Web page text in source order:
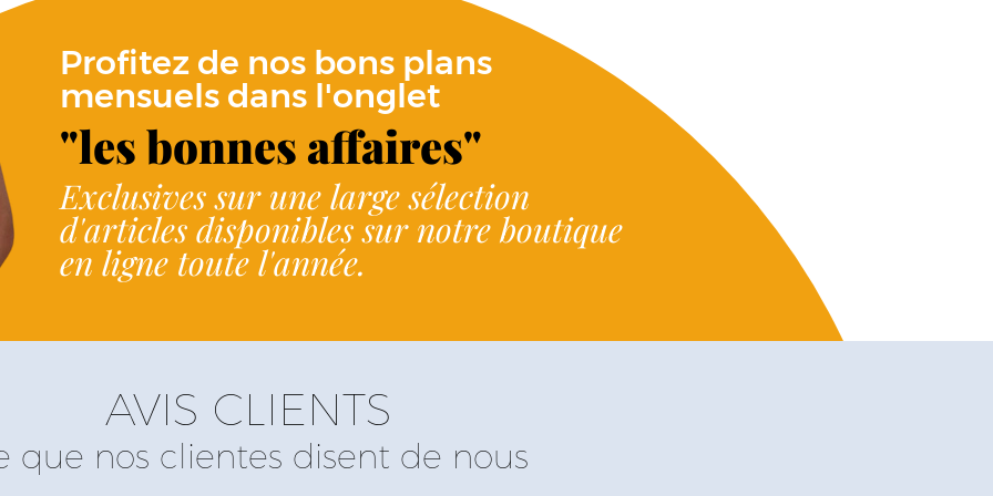
Profitez de nos bons plans
mensuels dans l'onglet
"les bonnes affaires"
Exclusives sur une large sélection
d'articles disponibles sur notre boutique
en ligne toute l'année.
AVIS CLIENTS
que nos clientes disent de nous